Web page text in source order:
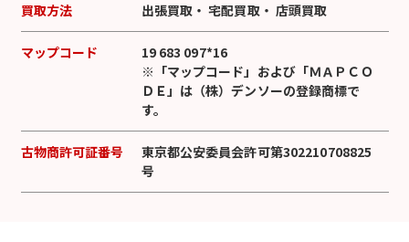
買取方法 出張買取・宅配買取・ 店頭買取
マップコード
19 683 097*16
※「マップコード」および「ＭＡＰＣＯ
ＤＥ」は（株）デンソーの登録商標で
す。
古物商許可証番号
東京都公安委員会許可第302210708825
号